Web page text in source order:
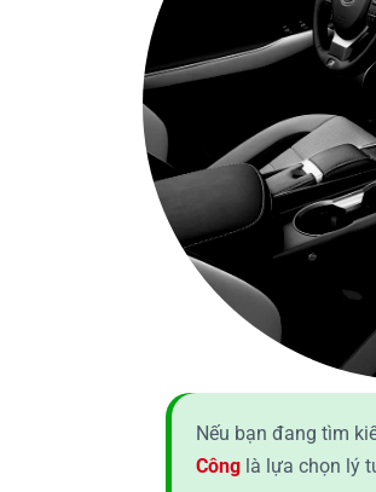
Nếu bạn đang tìm
Công là lựa chọn lý